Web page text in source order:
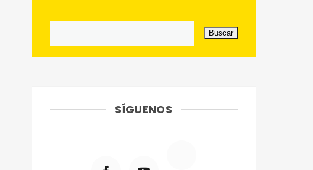
SÍGUENOS